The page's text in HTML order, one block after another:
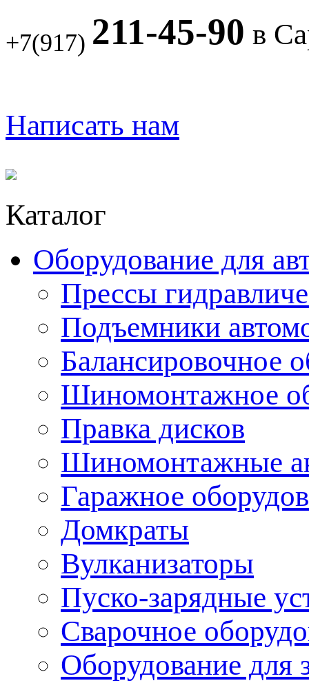
+7(917) 211-45-90 в
Написать нам
Каталог
Оборудование для
Прессы
Подъемники
Балансировочное
Шиномонтажное
Правка дисков
Шиномонтажные
Гаражное
Домкраты
Вулканизаторы
Пуско-зарядные
Сварочное
Оборудование для